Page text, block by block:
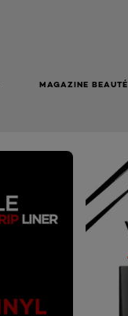
MAGAZINE BEAUTÉ